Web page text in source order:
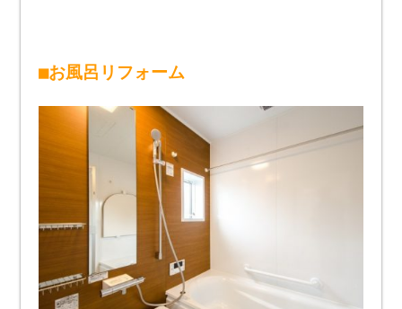
■お風呂リフォーム